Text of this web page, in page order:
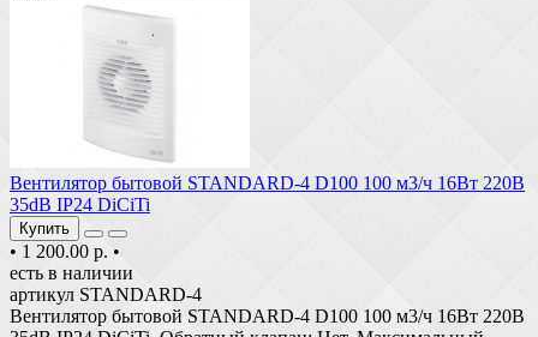
Вентилятор бытовой STANDARD-4 D100 100 м3/ч 16Вт 220В
35dB IP24 DiCiTi
Купить
• 1 200.00 р. •
есть в наличии
артикул STANDARD-4
Вентилятор бытовой STANDARD-4 D100 100 м3/ч 16Вт 220В